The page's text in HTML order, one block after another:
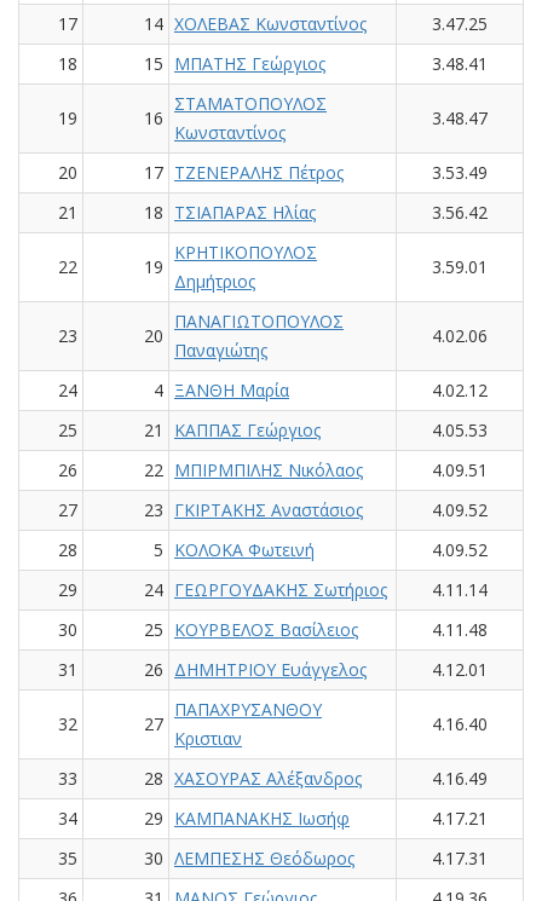
17 14 ΧΟΛΕΒΑΣ Κωνσταντίνος
3.47.25
18
15 ΜΠΑΤΗΣ Γεώργιος 3.48.41
19 16
ΣΤΑΜΑΤΟΠΟΥΛΟΣ
Κωνσταντίνος
3.48.47
20 17 ΤΖΕΝΕΡΑΛΗΣ Πέτρος
3.53.49
21
18 ΤΣΙΑΠΑΡΑΣ Ηλίας 3.56.42
22 19
ΚΡΗΤΙΚΟΠΟΥΛΟΣ
Δημήτριος
3.59.01
23 20
ΠΑΝΑΓΙΩΤΟΠΟΥΛΟΣ
Παναγιώτης
4.02.06
24 4 ΞΑΝΘΗ Μαρία
4.02.12
25
21 ΚΑΠΠΑΣ Γεώργιος
4.05.53
26
22 ΜΠΙΡΜΠΙΛΗΣ Νικόλαος
4.09.51
27
23 ΓΚΙΡΤΑΚΗΣ Αναστάσιος
4.09.52
28
5 ΚΟΛΟΚΑ Φωτεινή
4.09.52
29
24 ΓΕΩΡΓΟΥΔΑΚΗΣ Σωτήριος
4.11.14
30
25 ΚΟΥΡΒΕΛΟΣ Βασίλειος
4.11.48
31
26 ΔΗΜΗΤΡΙΟΥ Ευάγγελος 4.12.01
32 27
ΠΑΠΑΧΡΥΣΑΝΘΟΥ
Κριστιαν
4.16.40
33 28 ΧΑΣΟΥΡΑΣ Αλέξανδρος
4.16.49
34
29 ΚΑΜΠΑΝΑΚΗΣ Ιωσήφ
4.17.21
35
30 ΛΕΜΠΕΣΗΣ Θεόδωρος
4.17.31